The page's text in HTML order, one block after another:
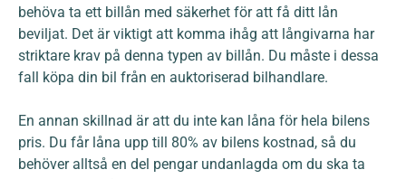
behöva ta ett billån med säkerhet för att få ditt lån
beviljat. Det är viktigt att komma ihåg att långivarna har
striktare krav på denna typen av billån. Du måste i dessa
fall köpa din bil från en auktoriserad bilhandlare.
En annan skillnad är att du inte kan låna för hela bilens
pris. Du får låna upp till 80% av bilens kostnad, så du
behöver alltså en del pengar undanlagda om du ska ta